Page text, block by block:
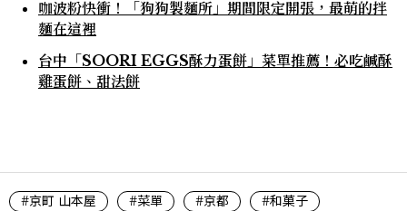
咖波粉快衝！「狗狗製麵所」期間限定開張，最萌的拌
麵在這裡
台中「SOORI EGGS酥力蛋餅」菜單推薦！必吃鹹酥
雞蛋餅、甜法餅
#京町 山本屋 #菜單 #京都
#和菓子